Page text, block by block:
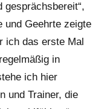
gesprächsbereit“,
und Geehrte zeigte
ich das erste Mal
in
ich hier
und Trainer, die